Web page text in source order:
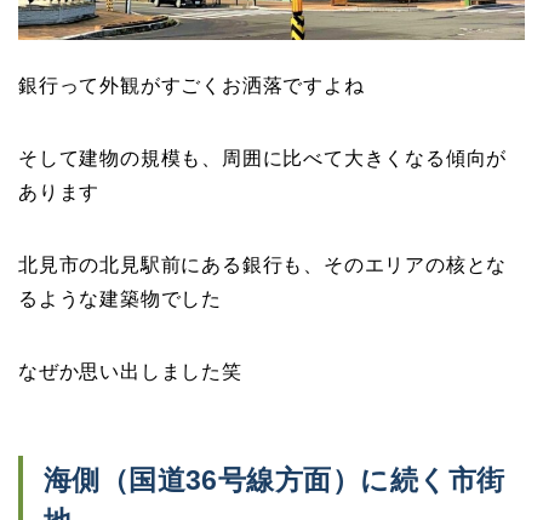
銀行って外観がすごくお洒落ですよね
そして建物の規模も、周囲に比べて大きくなる傾向が
あります
北見市の北見駅前にある銀行も、そのエリアの核とな
るような建築物でした
なぜか思い出しました笑
海側（国道36号線方面）に続く市街